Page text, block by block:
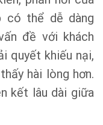
có thể dễ dàng
đề với khách
quyết khiếu nại,
hài lòng hơn.
kết lâu dài giữa